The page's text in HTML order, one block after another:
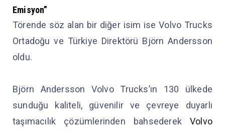
Emisyon”
Törende söz alan bir diğer isim ise Volvo Trucks
Ortadoğu ve Türkiye Direktörü Björn Andersson
oldu.
Björn Andersson Volvo Trucks’ın 130 ülkede
sunduğu kaliteli, güvenilir ve çevreye duyarlı
taşımacılık çözümlerinden bahsederek Volvo